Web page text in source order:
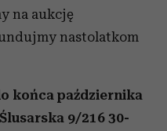
na aukcję
nastolatkom
końca października
9/216 30-